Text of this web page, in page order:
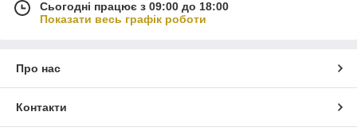
Сьогодні працює з 09:00 до 18:00
Показати весь графік роботи
Про нас
Контакти